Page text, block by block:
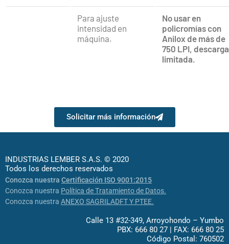
Para ajuste
intensidad en
máquina.
No usar en
policromías con
Anilox de más de
750 LPI, descarga
limitada.
Solicitar más información
INDUSTRIAS LEMBER S.A.S. © 2020
Todos los derechos reservados
Conozca nuestra Certificación ISO 9001:2015
Conozca nuestra Política de Tratamiento de Datos.
Conozca nuestra ANEXO SAGRILADFT Y PTEE.
Calle 13 #32-349, Arroyohondo – Yumbo
PBX: 666 80 27 | FAX: 666 80 25
Código Postal: 760502